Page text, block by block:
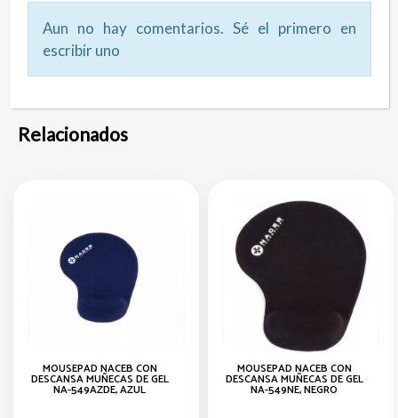
Aun no hay comentarios. Sé el primero en
escribir uno
Relacionados
MOUSEPAD NACEB CON
DESCANSA MUÑECAS DE GEL
NA-549AZDE, AZUL
MOUSEPAD NACEB CON
DESCANSA MUÑECAS DE GEL
NA-549NE, NEGRO